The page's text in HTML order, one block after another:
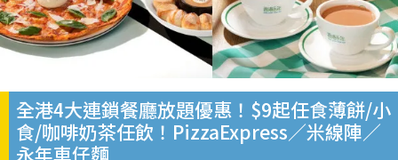
全港4大連鎖餐廳放題優惠！$9起任食薄餅/小
食/咖啡奶茶任飲！PizzaExpress／米線陣／
永年車仔麵